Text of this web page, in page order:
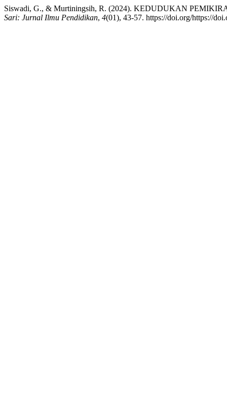
Siswadi, G., & Murtiningsih, R. (2024). KEDUDUKAN
Sari: Jurnal Ilmu Pendidikan, 4(01), 43-57. https://doi.org/https://